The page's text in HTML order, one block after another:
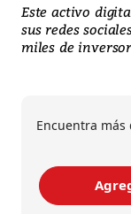
Este activo
sus redes
miles de
Encuentra